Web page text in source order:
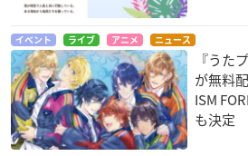
イベント ライブ アニメ ニュース
『うた
が無料
ISM
も決定